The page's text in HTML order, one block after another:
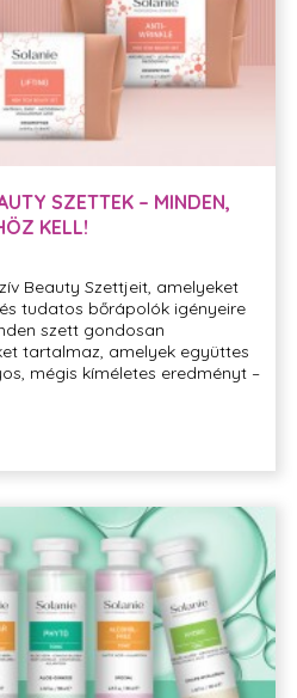
SZETTEK – MINDEN,
KELL!
Beauty Szettjeit, amelyeket
tudatos bőrápolók igényeire
szett gondosan
tartalmaz, amelyek együttes
mégis kíméletes eredményt –